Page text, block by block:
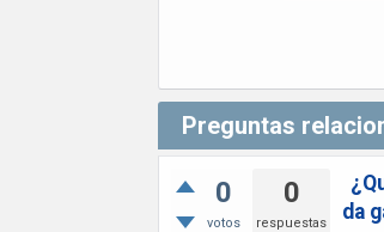
Preguntas
0
votos
0
respuestas
da